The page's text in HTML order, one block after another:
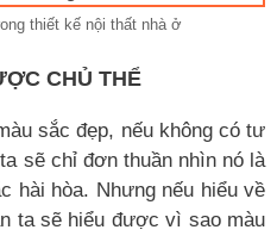
thiết kế nội thất nhà ở
CHỦ THỂ
sắc đẹp, nếu không có tư
sẽ chỉ đơn thuần nhìn nó là
hài hòa. Nhưng nếu hiểu về
ta sẽ hiểu được vì sao màu